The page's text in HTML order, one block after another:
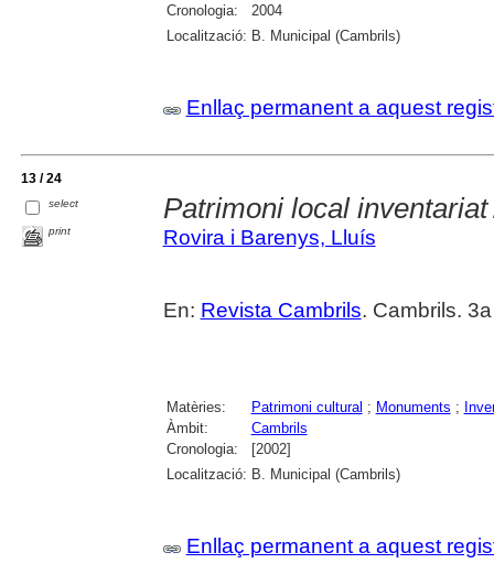
Cronologia:
2004
Localització: B. Municipal (Cambrils)
Enllaç permanent a aquest
13 / 24
select
print
Patrimoni local inventariat
Rovira i Barenys, Lluís
En: Revista Cambrils. Cambrils.
Matèries: Patrimoni cultural ; Monuments ;
Àmbit:
Cambrils
Cronologia:
[2002]
Localització: B. Municipal (Cambrils)
Enllaç permanent a aquest